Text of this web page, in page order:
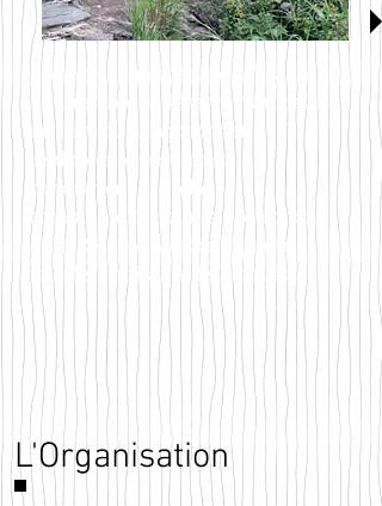
Préserver à perpétuité la beauté
naturelle de la Réserve Naturelle
du Parc du Languedoc et
renforcer le sentiment
d'appartenance à la
communauté pour la protection
de la Réserve Naturelle parmi
tous les habitants de Tadoussac.
L'Organisation